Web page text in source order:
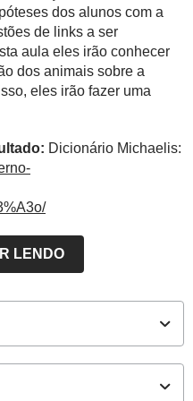
dos alunos com a
de links a ser
aula eles irão conhecer
dos animais sobre a
eles irão fazer uma
Dicionário Michaelis:
LENDO